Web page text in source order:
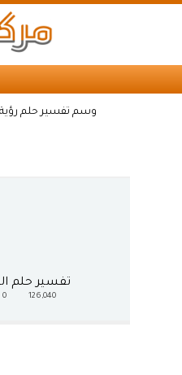
وسم تفسير حلم رؤية
تفسير حلم
126,040